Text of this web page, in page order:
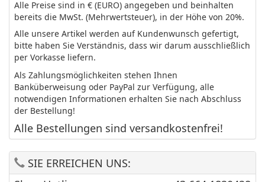
Alle Preise sind in € (EURO) angegeben und beinhalten
bereits die MwSt. (Mehrwertsteuer), in der Höhe von 20%.
Alle unsere Artikel werden auf Kundenwunsch gefertigt,
bitte haben Sie Verständnis, dass wir darum ausschließlich
per Vorkasse liefern.
Als Zahlungsmöglichkeiten stehen Ihnen
Banküberweisung oder PayPal zur Verfügung, alle
notwendigen Informationen erhalten Sie nach Abschluss
der Bestellung!
Alle Bestellungen sind versandkostenfrei!
SIE ERREICHEN UNS: